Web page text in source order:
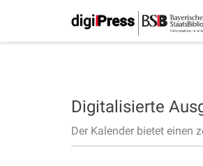
Digitalisierte
Der Kalender bietet einen